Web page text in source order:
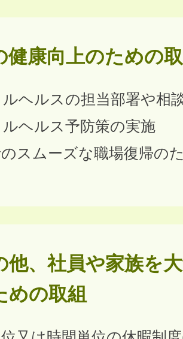
健康向上のための
ルヘルスの担当部署や相
ルヘルス予防策の実施
スムーズな職場復帰の
他、社員や家族を
めの取組